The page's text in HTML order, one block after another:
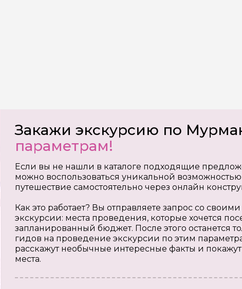
Закажи экскурсию по
параметрам!
Если вы не нашли в каталоге подходящие
можно воспользоваться уникальной возможностью
путешествие самостоятельно через онлайн
Как это работает? Вы отправляете запрос со
экскурсии: места проведения, которые хочется
запланированный бюджет. После этого останется
гидов на проведение экскурсии по этим
расскажут необычные интересные факты и
места.